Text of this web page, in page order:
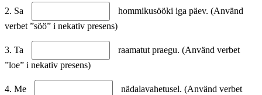
2. Sa
hommikusööki iga päev. (Använd
verbet ”söö” i nekativ presens)
3. Ta
raamatut praegu. (Använd verbet
”loe” i nekativ presens)
4. Me
nädalavahetusel. (Använd verbet